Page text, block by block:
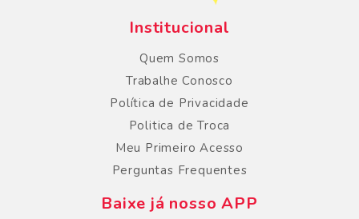
Institucional
Quem Somos
Trabalhe Conosco
Política de Privacidade
Politica de Troca
Meu Primeiro Acesso
Perguntas Frequentes
Baixe já nosso APP